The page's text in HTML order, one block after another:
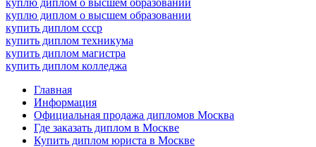
куплю диплом о высшем образовании
куплю диплом о высшем образовании
купить диплом ссср
купить диплом техникума
купить диплом магистра
купить диплом колледжа
Главная
Информация
Официальная продажа дипломов Москва
Где заказать диплом в Москве
Купить диплом юриста в Москве